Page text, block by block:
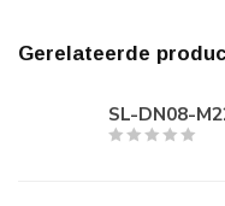
Gerelateerde
SL-DN08-